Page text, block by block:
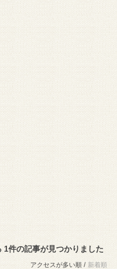
1件の記事が見つかりました
アクセスが多い順 / 新着順